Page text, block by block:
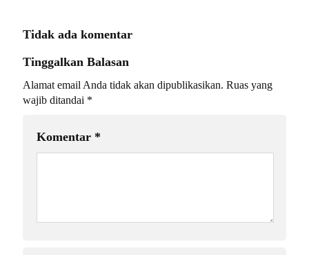
Tidak ada komentar
Tinggalkan Balasan
Alamat email Anda tidak akan dipublikasikan. Ruas yang
wajib ditandai *
Komentar *